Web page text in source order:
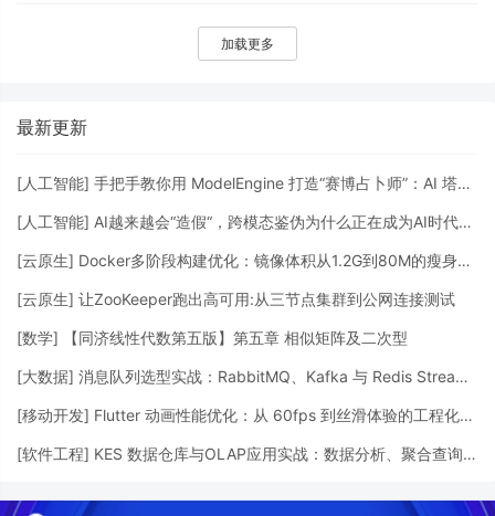
加速度计、陀螺仪、ADC、温度传感器、光传
感器——每种传感器在不同的 SoC 平台上都有
加载更多
最新更新
[人工智能] 手把手教你用 ModelEngine 打造“赛博占卜师”：AI 塔罗智能体 (Agent) 开发实战
[人工智能] AI越来越会“造假“，跨模态鉴伪为什么正在成为AI时代的新基建？
[云原生] Docker多阶段构建优化：镜像体积从1.2G到80M的瘦身实战
[云原生] 让ZooKeeper跑出高可用:从三节点集群到公网连接测试
[数学] 【同济线性代数第五版】第五章 相似矩阵及二次型
[大数据] 消息队列选型实战：RabbitMQ、Kafka 与 Redis Streams 的工程权衡
[移动开发] Flutter 动画性能优化：从 60fps 到丝滑体验的工程化调优
[软件工程] KES 数据仓库与OLAP应用实战：数据分析、聚合查询与性能优化